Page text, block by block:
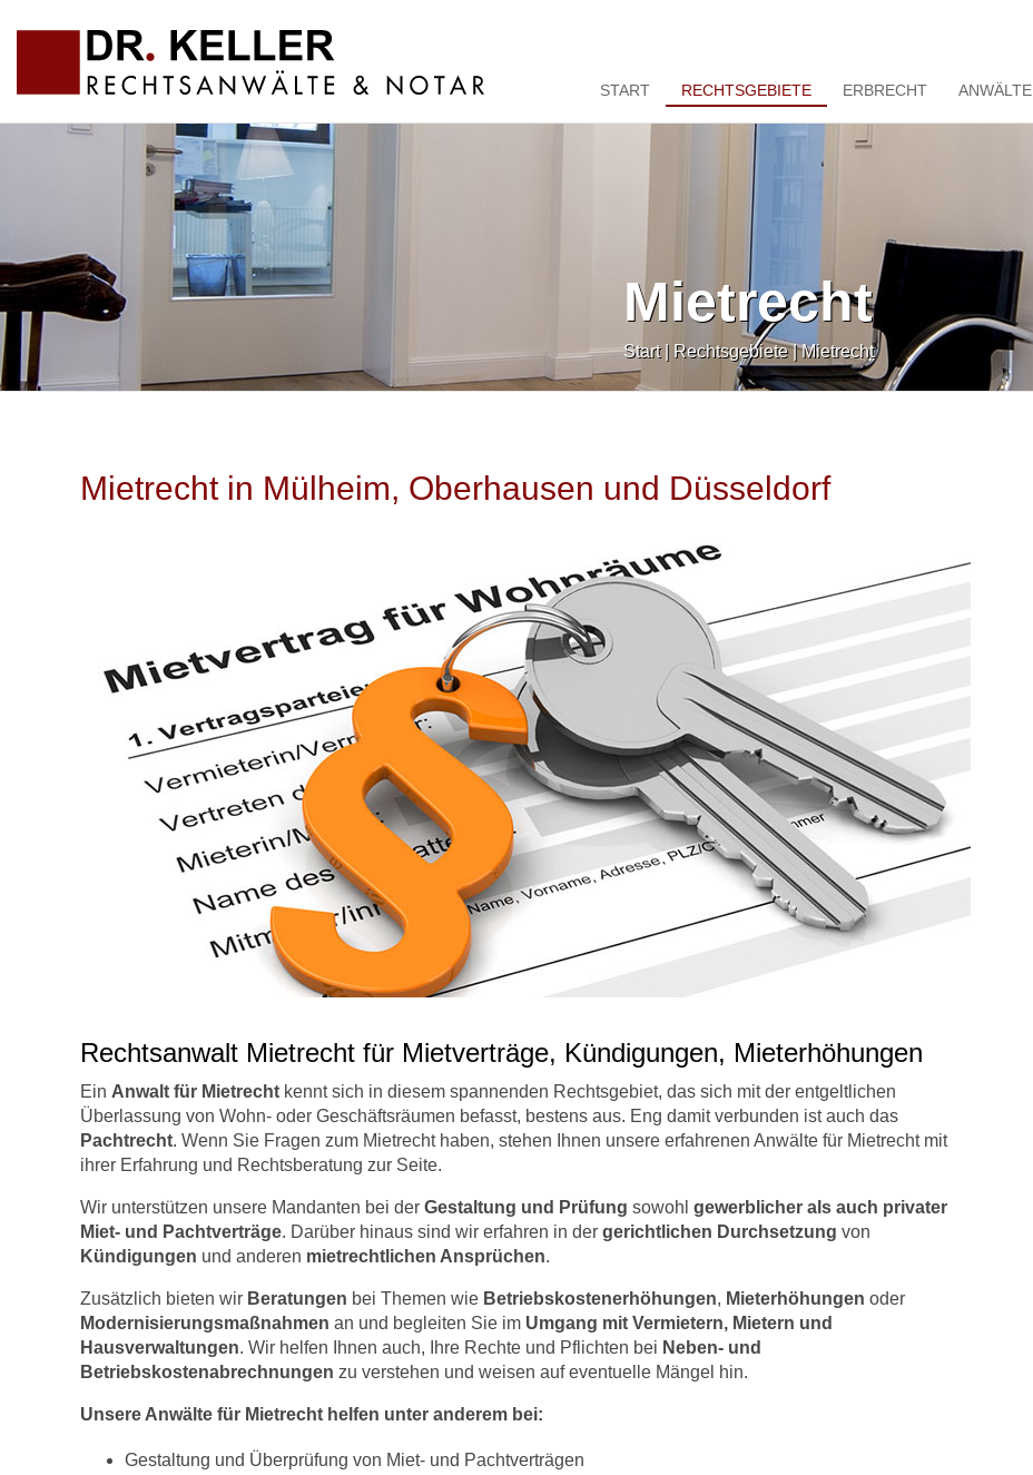
START RECHTSGEBIETE ERBRECHT ANWÄLTE
Mietrecht
Start| Rechtsgebiete|Mietrecht
Mietrecht in Mülheim, Oberhausen und Düsseldorf
Rechtsanwalt Mietrecht für Mietverträge, Kündigungen, Mieterhöhungen
Ein Anwalt für Mietrecht kennt sich in diesem spannenden Rechtsgebiet, das sich mit der entgeltlichen
Überlassung von Wohn- oder Geschäftsräumen befasst, bestens aus. Eng damit verbunden ist auch das
Pachtrecht. Wenn Sie Fragen zum Mietrecht haben, stehen Ihnen unsere erfahrenen Anwälte für Mietrecht mit
ihrer Erfahrung und Rechtsberatung zur Seite.
Wir unterstützen unsere Mandanten bei der Gestaltung und Prüfung sowohl gewerblicher als auch privater
Miet- und Pachtverträge. Darüber hinaus sind wir erfahren in der gerichtlichen Durchsetzung von
Kündigungen und anderen mietrechtlichen Ansprüchen.
Zusätzlich bieten wir Beratungen bei Themen wie Betriebskostenerhöhungen, Mieterhöhungen oder
Modernisierungsmaßnahmen an und begleiten Sie im Umgang mit Vermietern, Mietern und
Hausverwaltungen. Wir helfen Ihnen auch, Ihre Rechte und Pflichten bei Neben- und
Betriebskostenabrechnungen zu verstehen und weisen auf eventuelle Mängel hin.
Unsere Anwälte für Mietrecht helfen unter anderem bei:
Gestaltung und Überprüfung von Miet- und Pachtverträgen